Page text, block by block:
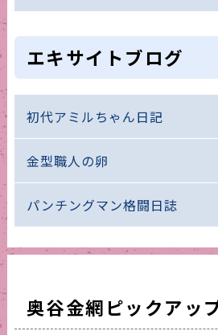
エキサイトブログ
初代アミルちゃん日記
金型職人の卵
パンチングマン格闘日誌
奥谷金網ピックアッ